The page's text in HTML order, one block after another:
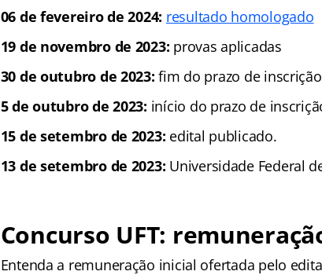
06 de fevereiro de 2024: resultado homologado
19 de novembro de 2023: provas aplicadas
30 de outubro de 2023: fim do prazo de inscrição
5 de outubro de 2023: início do prazo de
15 de setembro de 2023: edital publicado.
13 de setembro de 2023: Universidade Federal
Concurso UFT:
Entenda a remuneração inicial ofertada pelo